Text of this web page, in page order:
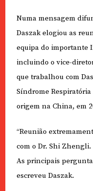
Numa mensagem
Daszak elogiou as
equipa do importante
incluindo o vice-
que trabalhou com
Síndrome Respiratória
origem na China, em
“Reunião
com o Dr. Shi
As principais
escreveu Daszak.